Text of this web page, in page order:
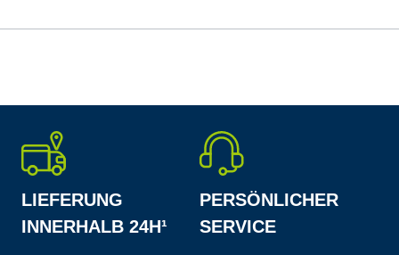
LIEFERUNG
INNERHALB 24H¹
PERSÖNLICHER
SERVICE